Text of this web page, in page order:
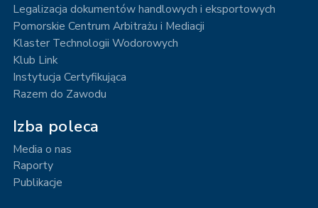
Legalizacja dokumentów handlowych i eksportowych
Pomorskie Centrum Arbitrażu i Mediacji
Klaster Technologii Wodorowych
Klub Link
Instytucja Certyfikująca
Razem do Zawodu
Izba poleca
Media o nas
Raporty
Publikacje